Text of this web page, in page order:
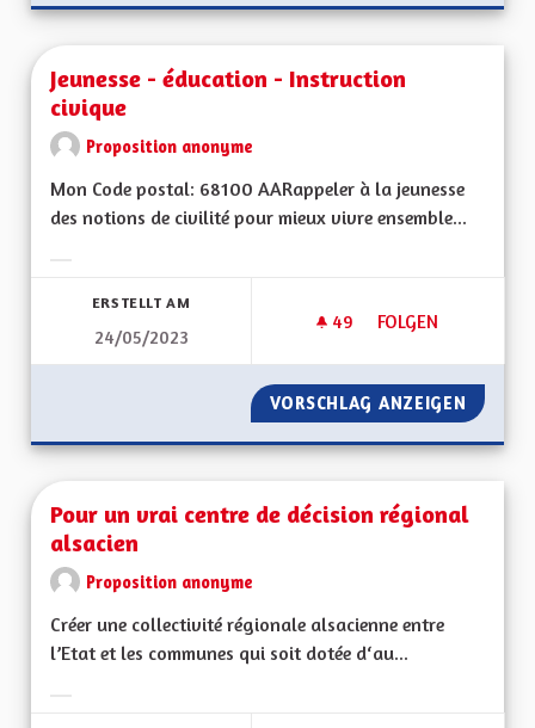
Jeunesse - éducation - Instruction
civique
Proposition anonyme
Mon Code postal: 68100 AARappeler à la jeunesse
des notions de civilité pour mieux vivre ensemble...
ERSTELLT AM
24/05/2023
49 49 FOLLOWER
FOLGEN
JEUNESSE -
VORSCHLAG ANZEIGEN
Pour un vrai centre de décision régional
alsacien
Proposition anonyme
Créer une collectivité régionale alsacienne entre
l’Etat et les communes qui soit dotée d‘au...